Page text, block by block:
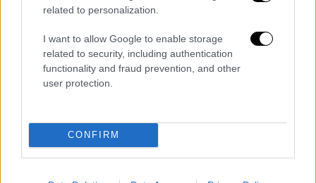
related to personalization.
I want to allow Google to enable storage
related to security, including authentication
functionality and fraud prevention, and other
user protection.
CONFIRM
πλατεία Κουμουνδούρου
ΑΠΟΣΠΑΣΜΑΤΑ...|
στην Αττική – 8 ασθενείς σε ΜΕΘ